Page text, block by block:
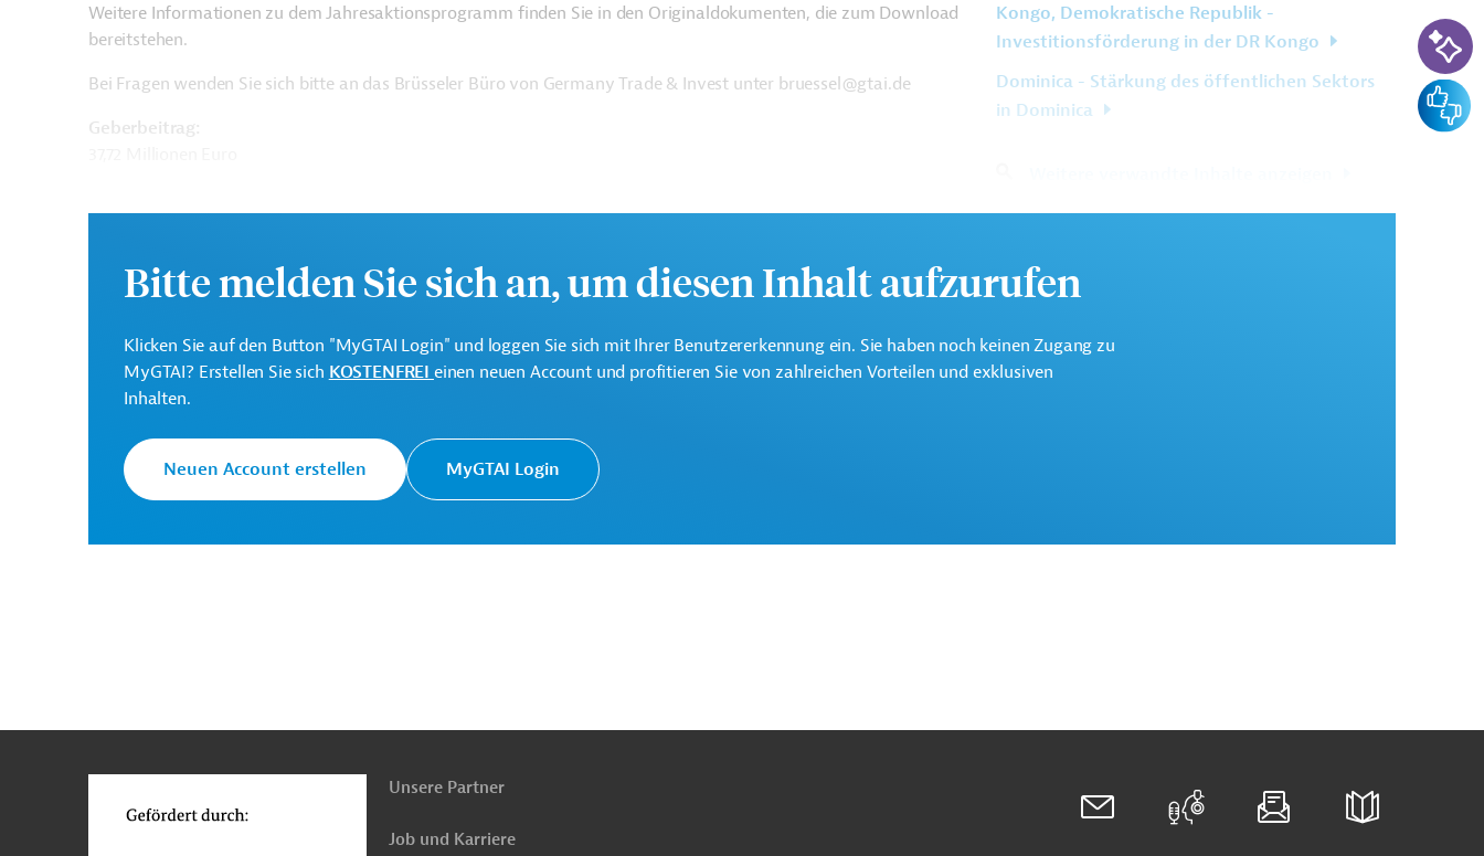
Weitere Informationen zu dem Jahresaktionsprogramm finden Sie in den Originaldokumenten, die zum Download
bereitstehen.
Bei Fragen wenden Sie sich bitte an das Brüsseler Büro von Germany Trade & Invest unter bruessel@gtai.de
Geberbeitrag:
Europäische Kommission
Generaldirektion NEAR - Europäische Nachbarschaftspolitik und
Erweiterungsverhandlungen
Originaldokumente:
Kongo, Demokratische Republik -
Investitionsförderung in der DR Kongo
Dominica - Stärkung des öffentlichen Sektors
in Dominica
Bitte melden Sie sich an, um diesen Inhalt aufzurufen
Klicken Sie auf den Button "MyGTAI Login" und loggen Sie sich mit Ihrer Benutzererkennung ein. Sie haben noch keinen Zugang zu
MyGTAI? Erstellen Sie sich KOSTENFREI einen neuen Account und profitieren Sie von zahlreichen Vorteilen und exklusiven
Inhalten.
Neuen Account erstellen MyGTAI Login
oben
Unsere Partner
Job und Karriere
KI-